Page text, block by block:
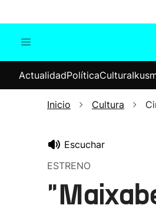
Internacional
ActualidadPolíticaCultura
Inicio Cultura
Escuchar
ESTRENO